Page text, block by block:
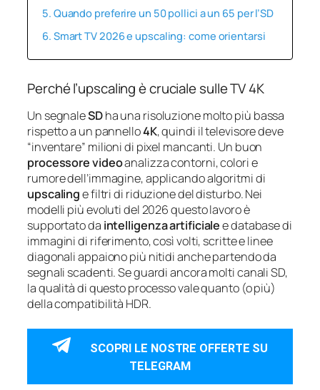
Quando preferire un 50 pollici a un 65 per l’SD
Smart TV 2026 e upscaling: come orientarsi
Perché l’upscaling è cruciale sulle TV 4K
Un segnaleSDha una risoluzione molto più bassa
rispetto a un pannello4K, quindi il televisore deve
“inventare” milioni di pixel mancanti. Un buon
processore videoanalizza contorni, colori e
rumore dell’immagine, applicando algoritmi di
upscalinge filtri di riduzione del disturbo. Nei
modelli più evoluti del 2026 questo lavoro è
supportato da intelligenza artificialee database di
immagini di riferimento, così volti, scritte e linee
diagonali appaiono più nitidi anche partendo da
segnali scadenti. Se guardi ancora molti canali SD,
la qualità di questo processo vale quanto (o più)
della compatibilità HDR.
SCOPRI LE NOSTRE OFFERTE SU
TELEGRAM